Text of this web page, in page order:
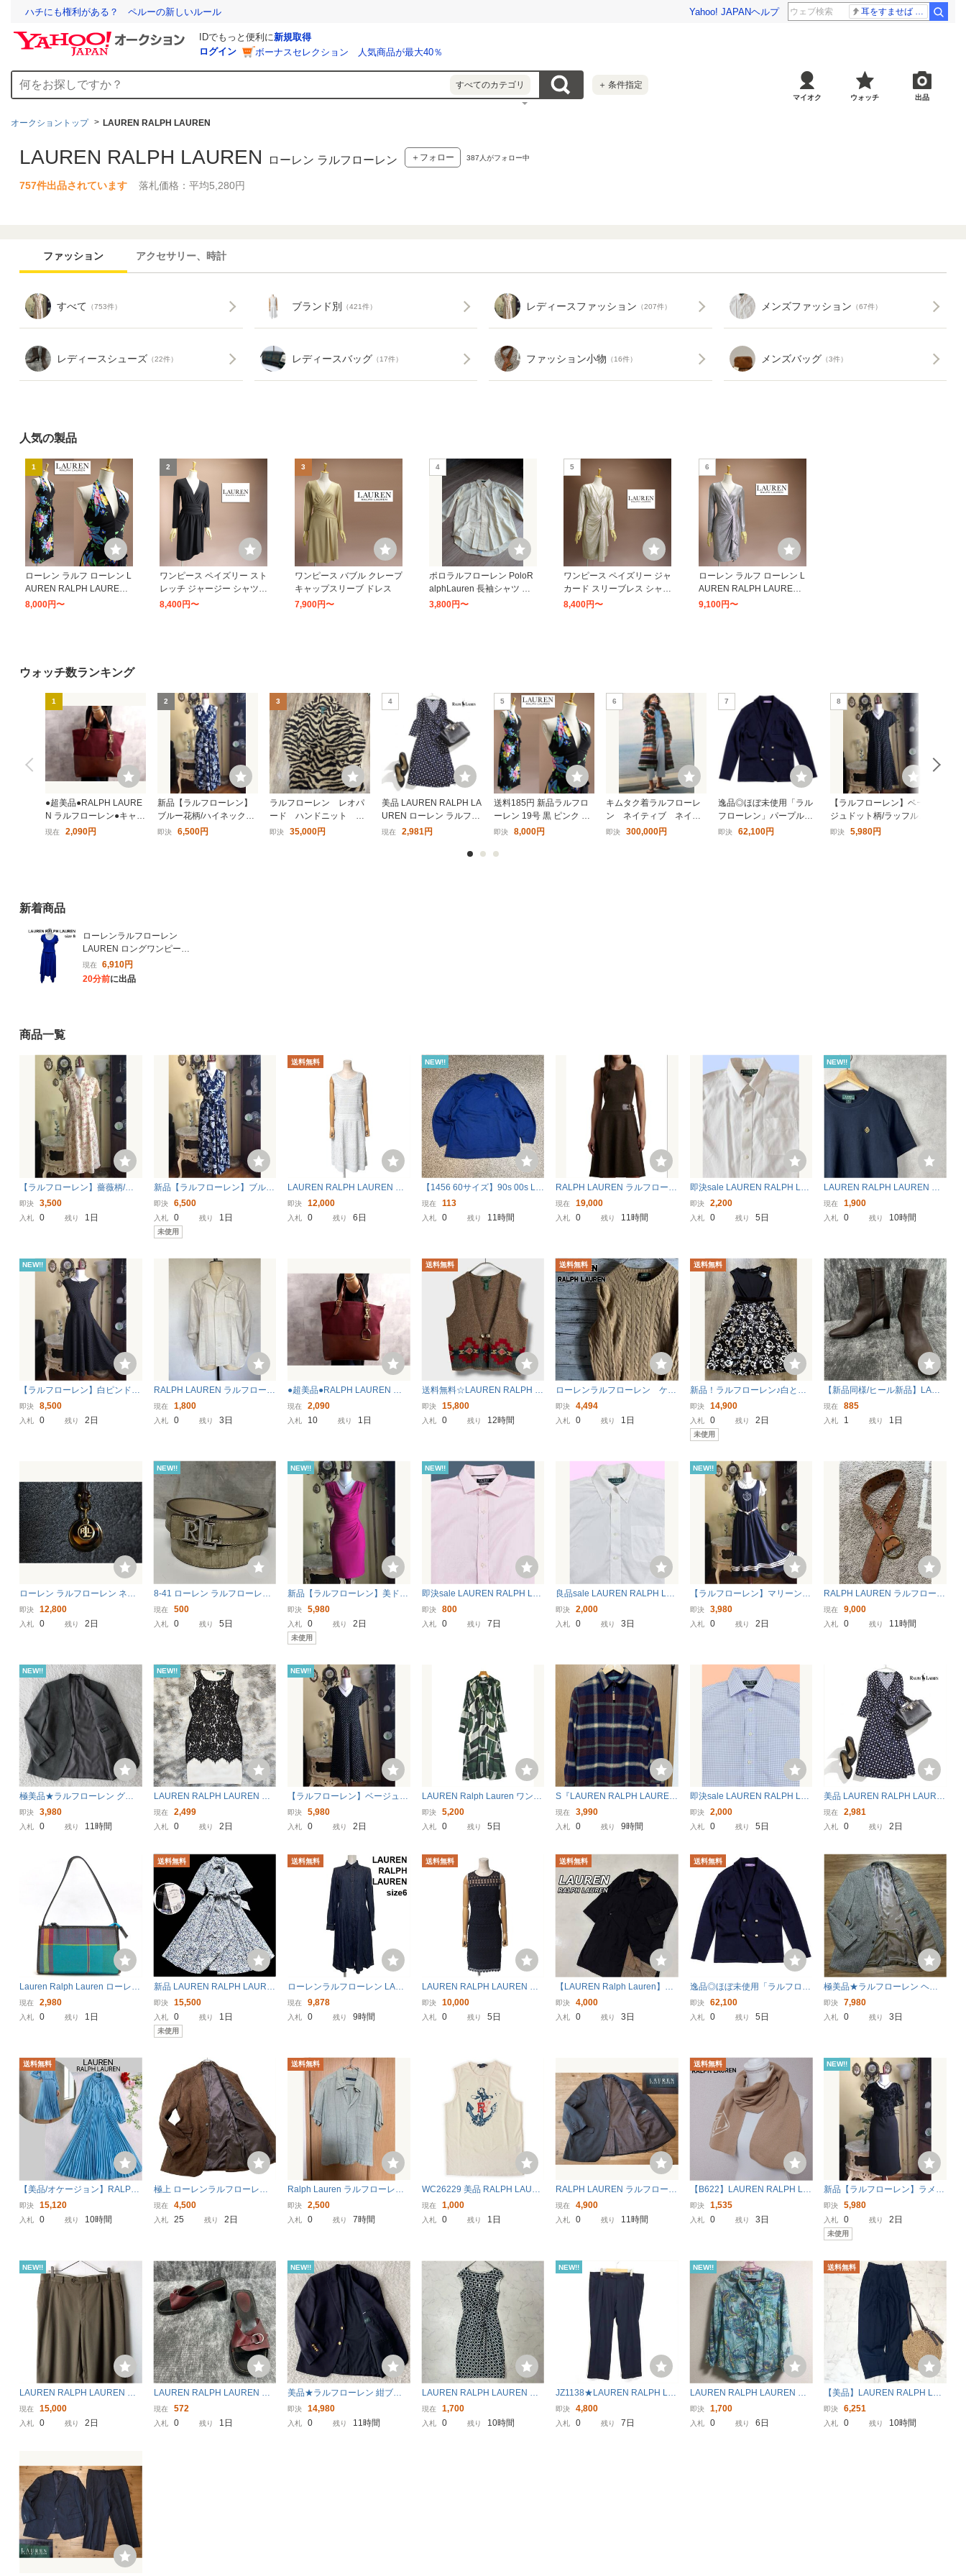
ハチにも権利がある？ ペルーの新しいルール Yahoo! JAPANヘルプ 耳をすませば スタジオジブリ
IDでもっと便利に新規取得
ログイン
ボーナスセレクション 人気商品が最大40％
すべてのカテゴリ ＋ 条件指定
マイオク ウォッチ 出品
オークショントップ LAUREN RALPH LAUREN
LAUREN RALPH LAUREN ローレン ラルフローレン ＋フォロー 387 人がフォロー中
757件出品されています 落札価格：平均5,280円
ファッション アクセサリー、時計
すべて （753件） ブランド別 （421件） レディースファッション （207件） メンズファッション （67件）
レディースシューズ （22件） レディースバッグ （17件） ファッション小物 （16件） メンズバッグ （3件）
人気の製品
1
ローレン ラルフ ローレン L
AUREN RALPH LAUREN
フローラル ジョーゼット パ
8,000円〜
2
ワンピース ペイズリー スト
レッチ ジャージー シャツド
レス
8,400円〜
3
ワンピース バブル クレープ
キャップスリーブ ドレス
7,900円〜
4
ポロラルフローレン PoloR
alphLauren 長袖シャツ ボ
タンダウン ストライプ 698
3,800円〜
5
ワンピース ペイズリー ジャ
カード スリーブレス シャツ
ドレス
8,400円〜
6
ローレン ラルフ ローレン L
AUREN RALPH LAUREN
プリント クレープ シャツド
9,100円〜
ウォッチ数ランキング
1
●超美品●RALPH LAURE
N ラルフローレン●キャン
バス カーフ レザー 本革●
現在 2,090円
2
新品【ラルフローレン】
ブルー花柄/ハイネックカ
シュクール/Ａラインフレ
即決 6,500円
3
ラルフローレン レオパ
ード ハンドニット カ
ーディガン セーター
即決 35,000円
4
美品 LAUREN RALPH LA
UREN ローレン ラルフロ
ーレン ストレッチ 総柄
ビー 紺 XS Vネック エレ
現在 2,981円
5
送料185円 新品ラルフロ
ーレン 19号 黒 ピンク 黄
色 水色 花柄 リゾート ホ
ワンピース パーティドレ
即決 8,000円
6
キムタク着ラルフローレ
ン ネイティブ ネイテ
ィヴ ガウン カーディ
即決 300,000円
7
逸品◎ほぼ未使用「ラル
フローレン」パープルレ
ーベル ミラノリブ ダブル
即決 62,100円
8
【ラルフローレン】ベー
ジュドット柄/ラッフル袖/
Ａラインフレアー/黒シル
即決 5,980円
新着商品
ローレンラルフローレン
LAUREN ロングワンピース
Uネック 半袖 プルオーバー
ウエストゴム ブルー コット
現在
6,910円
20分前に出品
商品一覧
【ラルフローレン】薔薇柄/シ
ンプル/Ａラインフレアー/クリ
ームシルクドレス/希少 （US・
即決 3,500
入札 0 残り 1日
新品【ラルフローレン】ブルー
花柄/ハイネックカシュクール/
Ａラインフレアー/カクテルド
レス/リボンベルト （US・10／
13号～15号）#232
即決 6,500
入札 0 残り 1日
未使用
送料無料
LAUREN RALPH LAUREN ロ
ーレン ラルフ ローレン ワンピ
ース サイズL ニットドレス
即決 12,000
入札 0 残り 6日
NEW!!
【1456 60サイズ】90s 00s LA
UREN RALPH LAUREN ロー
レンラルフローレン M スウェ
現在 113
入札 0 残り 11時間
RALPH LAUREN ラルフローレ
ン バックルトリム ジャカー
ド ワンピース ノースリーブ
現在 19,000
入札 0 残り 11時間
即決sale LAUREN RALPH LA
UREN 白 長袖レギュラーカラ
ーシャツ 17 XL (US-FIT) US輸
即決 2,200
入札 0 残り 5日
NEW!!
LAUREN RALPH LAUREN ロ
ーレン ラルフローレン Tシャツ
Mサイズ 黒 ブラック ワンポイ
現在 1,900
入札 0 残り 10時間
NEW!!
【ラルフローレン】白ピンドッ
ト柄/円形Ａラインフレアー/黒
シルク/カクテルドレス/希少
即決 8,500
入札 0 残り 2日
RALPH LAUREN ラルフローレ
ン リネンシャツ オフホワイ
ト 11 麻100％
現在 1,800
入札 0 残り 3日
●超美品●RALPH LAUREN ラ
ルフローレン●キャンバス カー
フ レザー 本革●トート バッグ●
現在 2,090
入札 10 残り 1日
送料無料
送料無料☆LAUREN RALPH L
AUREN☆ラルフローレン☆ネ
イティブ柄ハンドニットベスト
即決 15,800
入札 0 残り 12時間
送料無料
ローレンラルフローレン ケー
ブル編みニット セーター カシ
ミヤ混 レディースL
即決 4,494
入札 0 残り 1日
送料無料
新品！ラルフローレン♪白と
黒、ジャージー素材ツートーン
ワンピース、US12 ワンピース
花柄ワンピース
即決 14,900
入札 0 残り 2日
未使用
【新品同様/ヒール新品】LAUR
EN RALPH LAUREN ローレン
ラルフローレン ショートブー
現在 885
入札 1 残り 1日
ローレン ラルフローレン ネッ
クレス ペンダント べっ甲柄 ゴ
ールド LRL レディース 美品 LA
即決 12,800
入札 0 残り 2日
NEW!!
8-41 ローレン ラルフローレン
LAUREN RARPH LAUREN レ
ディース リバーシブル ベルト
現在 500
入札 0 残り 5日
NEW!!
新品【ラルフローレン】美ドレ
ープ/カウルネック/フーシャピ
ンク/ストレッチ/カクテルドレ
ス （US・２p／７号）#146
即決 5,980
入札 0 残り 2日
未使用
NEW!!
即決sale LAUREN RALPH LA
UREN ピンク 長袖ワイドカラ
ーシャツ 17 1/2 XL (US-FIT) U
即決 800
入札 0 残り 7日
良品sale LAUREN RALPH LA
UREN 白 長袖ボタンダウンシ
ャツ 15 1/2 M (US-FIT) US輸入
即決 2,000
入札 0 残り 3日
NEW!!
【ラルフローレン】マリーンロ
ゴプリント/Ａラインフレアー/
紺コットンカットソードレス/
即決 3,980
入札 0 残り 2日
RALPH LAUREN ラルフローレ
ン スタッズ レザーベルト ブ
ラウン 本革 ヴィンテージ加工
現在 9,000
入札 0 残り 11時間
NEW!!
極美品★ラルフローレン グレ
ー 裏地総柄 テーラード ジャケ
ット シングル LAUREN RALP
即決 3,980
入札 0 残り 11時間
NEW!!
LAUREN RALPH LAUREN 総
レース ワンピース S 黒 白 ドレ
ス ノースリーブ ドレス 花柄
現在 2,499
入札 0 残り 2日
NEW!!
【ラルフローレン】ベージュド
ット柄/ラッフル袖/Ａラインフ
レアー/黒シルクカクテルドレ
即決 5,980
入札 0 残り 2日
LAUREN Ralph Lauren ワンピ
ース レディース ローレンラル
フローレン 中古 古着
即決 5,200
入札 0 残り 5日
S『LAUREN RALPH LAUREN
｜トップス』ラルフローレン
ブラウン×ネイビー ラムズウー
現在 3,990
入札 0 残り 9時間
即決sale LAUREN RALPH LA
UREN ベイビーブルーと白のギ
ンガムチェック 長袖ワイドカ
即決 2,000
入札 0 残り 5日
美品 LAUREN RALPH LAURE
N ローレン ラルフローレン ス
トレッチ 総柄 ラップ風 ワンピ
現在 2,981
入札 0 残り 2日
Lauren Ralph Lauren ローレン
ラルフローレン ミニハンドバ
ッグ アクセサリーポーチ 青系
現在 2,980
入札 0 残り 1日
送料無料
新品 LAUREN RALPH LAURE
N ローレン ラルフローレン 花
柄 シャツワンピース XLサイズ
10 未使用タグ付き ロング 半袖
ブルー リボンベルト
即決 15,500
入札 0 残り 1日
未使用
送料無料
ローレンラルフローレン LAUR
EN デニムシャツワンピース 長
袖 ロング丈 Aライン インディ
現在 9,878
入札 0 残り 9時間
送料無料
LAUREN RALPH LAUREN ロ
ーレン ラルフ ローレン ワンピ
ース サイズ0 ノースリーブ
即決 10,000
入札 0 残り 5日
送料無料
【LAUREN Ralph Lauren】ロ
ーレン ラルフローレン ステン
カラー コート バルカラー バル
即決 4,000
入札 0 残り 3日
送料無料
逸品◎ほぼ未使用「ラルフロー
レン」パープルレーベル ミラ
ノリブ ダブル 紺ブレザー テー
即決 62,100
入札 0 残り 5日
極美品★ラルフローレン ヘリ
ンボーン柄 ソフトツイード ウ
ール シングル テーラードジャ
即決 7,980
入札 0 残り 3日
送料無料
【美品/オケージョン】RALPH
LAUREN ラルフローレン★ア
コーディオンプリーツ 切替え
即決 15,120
入札 0 残り 10時間
極上 ローレンラルフローレン
本革スエード テーラードジャ
ケット スポーツジャケット XL
現在 4,500
入札 25 残り 2日
送料無料
Ralph Lauren ラルフローレ
ン 半袖シャツ リネンシャ
ツ ライトグリーン
即決 2,500
入札 0 残り 7時間
WC26229 美品 RALPH LAURE
N ラルフローレン タンクトッ
プ ノースリーブ カットソー ロ
現在 1,000
入札 0 残り 1日
RALPH LAUREN ラルフローレ
ン ウール オールシーズン ダー
クグレー ２釦 テーラード ジャ
現在 4,900
入札 0 残り 11時間
送料無料
【B622】LAUREN RALPH LA
UREN ローレン ラルフローレ
ン マフラー ストール キャメ
即決 1,535
入札 0 残り 3日
NEW!!
新品【ラルフローレン】ラメ入
りベルベット花織り柄/ドレー
プケープ襟/黒ストレッチ/カク
テルドレス （US・２／９号）
#593
即決 5,980
入札 0 残り 2日
未使用
NEW!!
LAUREN RALPH LAUREN ロ
ーレンラルフローレン スラッ
クス ブラウン系 L程度/ 古着 ヴ
現在 15,000
入札 0 残り 2日
LAUREN RALPH LAUREN ロ
ーレン ラルフローレン レザ
ーサンダル ミュール 51/2B
現在 572
入札 0 残り 1日
NEW!!
美品★ラルフローレン 紺ブレ
ザー 金釦 テーラード ジャケッ
ト シングル LAUREN RALPH L
即決 14,980
入札 0 残り 11時間
LAUREN RALPH LAUREN ロ
ーレンラルフローレン 切替 パ
ターン柄 裏地付き ドレープ ク
現在 1,700
入札 0 残り 10時間
NEW!!
JZ1138★LAUREN RALPH LA
UREN : 2タックスラックス★W
38★ネイビー 薄手 ビッグサイ
即決 4,800
入札 0 残り 7日
NEW!!
LAUREN RALPH LAUREN ペ
イズリー柄 長袖シャツ レディ
ース Ｌサイズ 総柄 ブルー
即決 1,700
入札 0 残り 6日
送料無料
【美品】LAUREN RALPH LAU
REN ローレンラルフローレン
PETITE レディース リネン 麻 2
即決 6,251
入札 0 残り 10時間